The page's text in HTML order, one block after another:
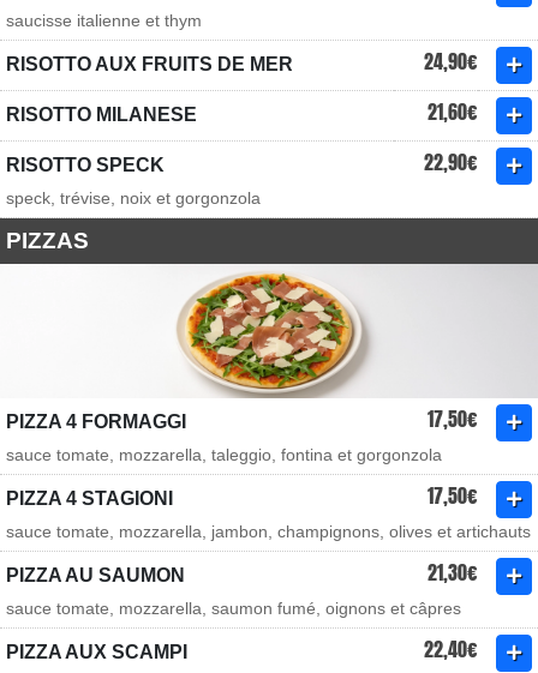
saucisse italienne et thym
RISOTTO AUX FRUITS DE MER 24,90€
RISOTTO MILANESE 21,60€
RISOTTO SPECK 22,90€
speck, trévise, noix et gorgonzola
PIZZAS
PIZZA 4 FORMAGGI 17,50€
sauce tomate, mozzarella, taleggio, fontina et gorgonzola
PIZZA 4 STAGIONI 17,50€
sauce tomate, mozzarella, jambon, champignons, olives et artichauts
PIZZA AU SAUMON 21,30€
sauce tomate, mozzarella, saumon fumé, oignons et câpres
PIZZA AUX SCAMPI 22,40€